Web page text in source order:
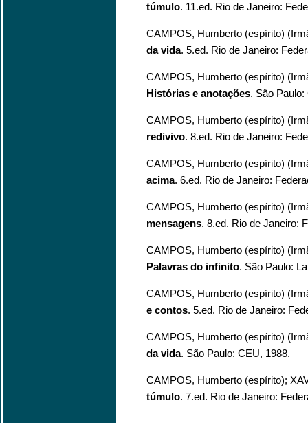
túmulo. 11.ed. Rio de Janeiro:
CAMPOS, Humberto (espírito)
da vida. 5.ed. Rio de Janeiro:
CAMPOS, Humberto (espírito)
Histórias e anotações. São
CAMPOS, Humberto (espírito)
redivivo. 8.ed. Rio de Janeiro:
CAMPOS, Humberto (espírito)
acima. 6.ed. Rio de Janeiro:
CAMPOS, Humberto (espírito)
mensagens. 8.ed. Rio de Janeiro:
CAMPOS, Humberto (espírito)
Palavras do infinito. São Paulo:
CAMPOS, Humberto (espírito)
e contos. 5.ed. Rio de Janeiro:
CAMPOS, Humberto (espírito)
da vida. São Paulo: CEU, 1988.
CAMPOS, Humberto (espírito);
túmulo. 7.ed. Rio de Janeiro: